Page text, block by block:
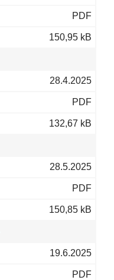
PDF
150,95 kB
28.4.2025
PDF
132,67 kB
28.5.2025
PDF
150,85 kB
19.6.2025
PDF